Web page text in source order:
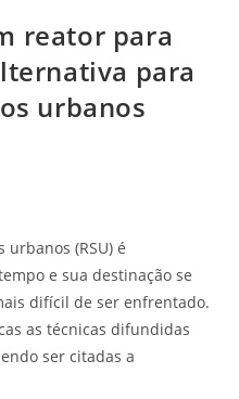
reator para
para
urbanos
(RSU) é
e sua destinação se
difícil de ser enfrentado.
as técnicas difundidas
ser citadas a